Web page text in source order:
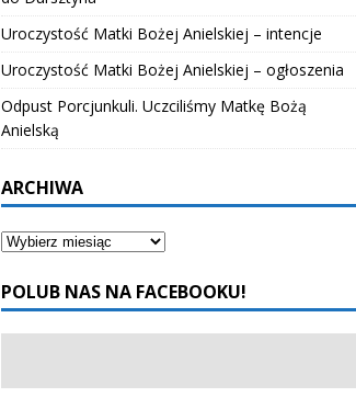
Uroczystość Matki Bożej Anielskiej – intencje
Uroczystość Matki Bożej Anielskiej – ogłoszenia
Odpust Porcjunkuli. Uczciliśmy Matkę Bożą
Anielską
ARCHIWA
POLUB NAS NA FACEBOOKU!